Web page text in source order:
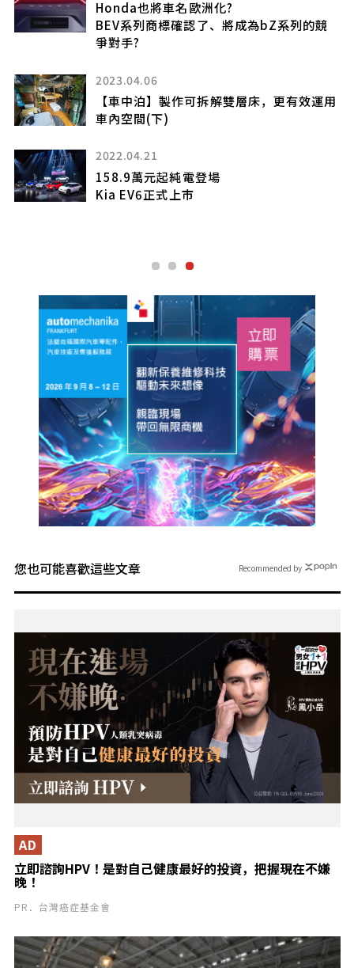
Honda也將車名歐洲化?
BEV系列商標確認了、將成為bZ系列的競
爭對手?
2023.04.06
【車中泊】製作可拆解雙層床，更有效運用
車內空間(下)
2022.04.21
158.9萬元起純電登場
Kia EV6正式上市
您也可能喜歡這些文章
立即諮詢HPV！是對自己健康最好的投資，把握現在不嫌
晚！
AD
PR．台灣癌症基金會
Recommended by